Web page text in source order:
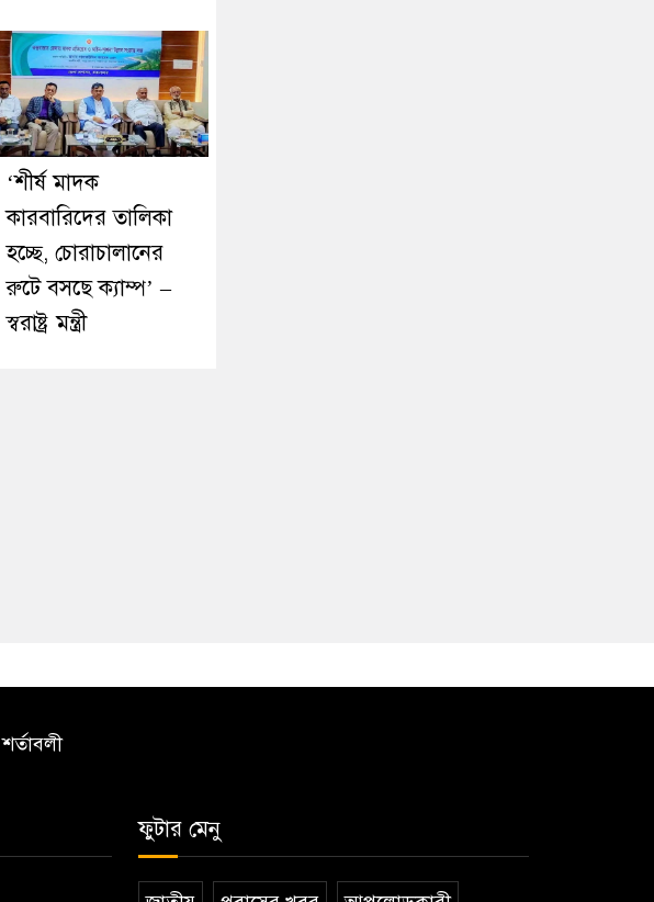
‘শীর্ষ মাদক
কারবারিদের তালিকা
হচ্ছে, চোরাচালানের
রুটে বসছে ক্যাম্প’ –
স্বরাষ্ট্র মন্ত্রী
শর্তাবলী
ফুটার মেনু